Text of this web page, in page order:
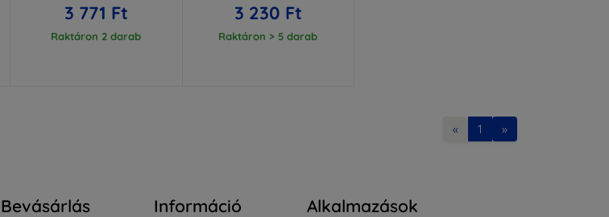
3 771 Ft
Raktáron 2 darab
3 230 Ft
Raktáron > 5 darab
« 1 »
Bevásárlás Információ Alkalmazások